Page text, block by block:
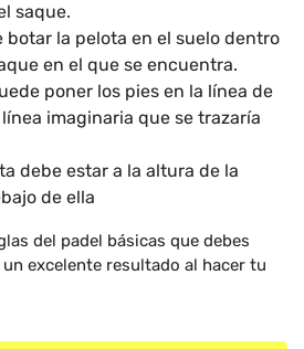
saque.
botar la pelota en el suelo dentro
en el que se encuentra.
poner los pies en la línea de
imaginaria que se trazaría
debe estar a la altura de la
de ella
del padel básicas que debes
excelente resultado al hacer tu